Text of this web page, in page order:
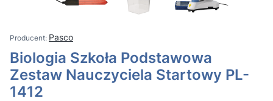
Pasco
Biologia Szkoła Podstawowa
Zestaw Nauczyciela Startowy PL-
1412